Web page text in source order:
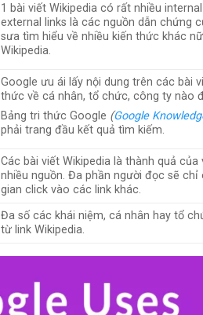
1 bài viết Wikipedia có rất nhiều
external links là các nguồn dẫn chứng
sưa tìm hiểu về nhiều kiến thức khác
Wikipedia.
Google ưu ái lấy nội dung trên các bài
thức về cá nhân, tổ chức, công ty nào
Bảng tri thức Google (Google
phải trang đầu kết quả tìm kiếm.
Các bài viết Wikipedia là thành quả
nhiều nguồn. Đa phần người đọc sẽ
gian click vào các link khác.
Đa số các khái niệm, cá nhân hay tổ
từ link Wikipedia.